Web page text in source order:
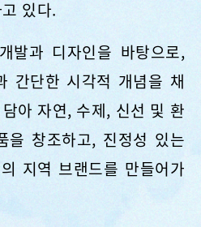
있다.
발과 디자인을 바탕으로,
간단한 시각적 개념을 채
아 자연, 수제, 신선 및 환
을 창조하고, 진정성 있는
지역 브랜드를 만들어가